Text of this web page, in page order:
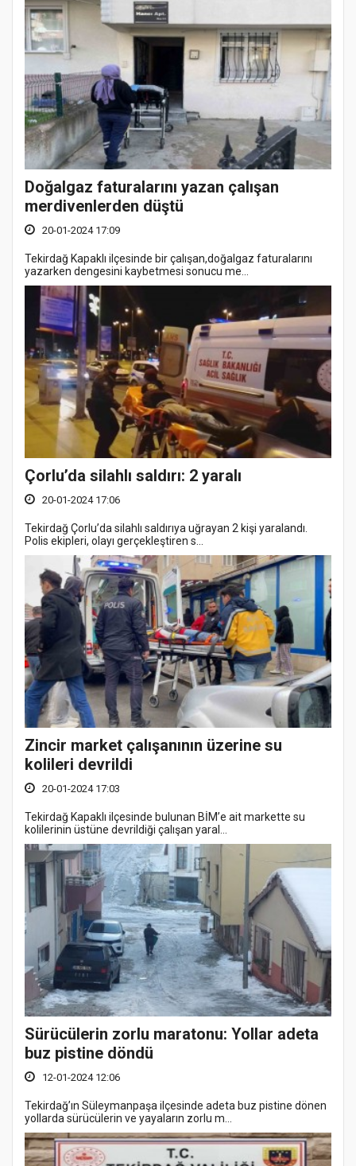
Doğalgaz faturalarını yazan çalışan
merdivenlerden düştü
20-01-2024 17:09
Tekirdağ Kapaklı ilçesinde bir çalışan,doğalgaz faturalarını
yazarken dengesini kaybetmesi sonucu me...
Çorlu’da silahlı saldırı: 2 yaralı
20-01-2024 17:06
Tekirdağ Çorlu’da silahlı saldırıya uğrayan 2 kişi yaralandı.
Polis ekipleri, olayı gerçekleştiren s...
Zincir market çalışanının üzerine su
kolileri devrildi
20-01-2024 17:03
Tekirdağ Kapaklı ilçesinde bulunan BİM’e ait markette su
kolilerinin üstüne devrildiği çalışan yaral...
Sürücülerin zorlu maratonu: Yollar adeta
buz pistine döndü
12-01-2024 12:06
Tekirdağ’ın Süleymanpaşa ilçesinde adeta buz pistine dönen
yollarda sürücülerin ve yayaların zorlu m...